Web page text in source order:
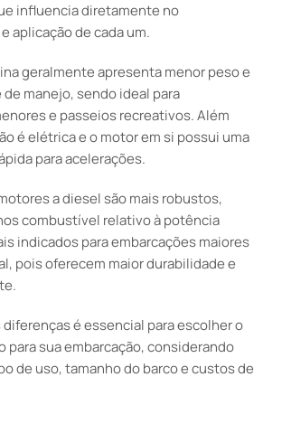
influencia diretamente no
aplicação de cada um.
geralmente apresenta menor peso e
manejo, sendo ideal para
e passeios recreativos. Além
é elétrica e o motor em si possui uma
para acelerações.
a diesel são mais robustos,
combustível relativo à potência
indicados para embarcações maiores
pois oferecem maior durabilidade e
é essencial para escolher o
para sua embarcação, considerando
de uso, tamanho do barco e custos de